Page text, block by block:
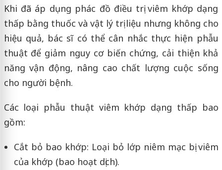
Khi đã áp dụng phác đồ điều trị viêm khớp dạng
thấp bằng thuốc và vật lý trị liệu nhưng không cho
hiệu quả, bác sĩ có thể cân nhắc thực hiện phẫu
thuật để giảm nguy cơ biến chứng, cải thiện khả
năng vận động, nâng cao chất lượng cuộc sống
cho người bệnh.
Các loại phẫu thuật viêm khớp dạng thấp bao
gồm:
Cắt bỏ bao khớp: Loại bỏ lớp niêm mạc bị viêm
của khớp (bao hoạt dịch).